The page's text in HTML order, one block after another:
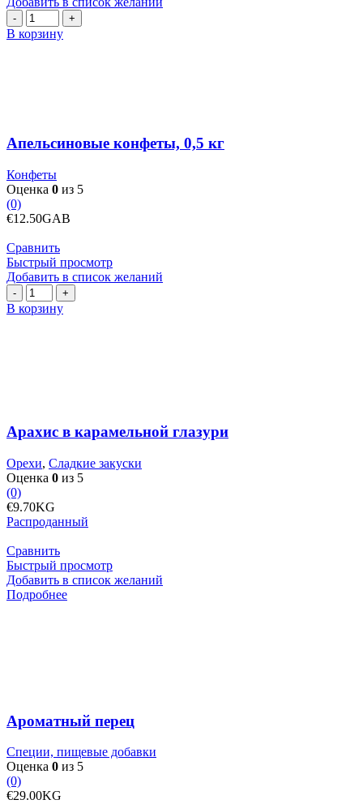
Количество
товара
Апельсиновые
В корзину
Апельсиновые конфеты, 0,5 кг
Конфеты
Оценка 0 из 5
(0)
€12.50GAB
Сравнить
Быстрый просмотр
Добавить в список желаний
Количество
товара
Арахис
В корзину
Арахис в карамельной глазури
Орехи, Сладкие закуски
Оценка 0 из 5
(0)
€9.70KG
Распроданный
Сравнить
Быстрый просмотр
Добавить в список желаний
Подробнее
Ароматный перец
Специи, пищевые добавки
Оценка 0 из 5
(0)
€29.00KG